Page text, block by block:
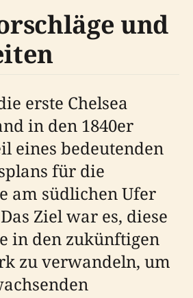
und
erste Chelsea
in den 1840er
eines bedeutenden
für die
am südlichen Ufer
Ziel war es, diese
in den zukünftigen
zu verwandeln, um